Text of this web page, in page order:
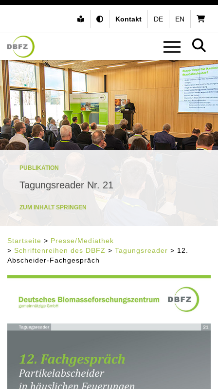
Kontakt DE EN
PUBLIKATION
Tagungsreader Nr. 21
ZUM INHALT SPRINGEN
Startseite > Presse/Mediathek
> Schriftenreihen des DBFZ > Tagungsreader > 12.
Abscheider-Fachgespräch